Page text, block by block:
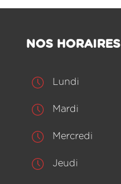
NOS HORAIRES
Lundi
Mardi
Mercredi
Jeudi